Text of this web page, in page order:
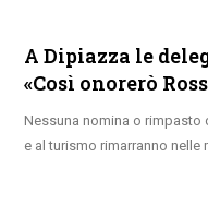
A Dipiazza le
«Così onorerò
Nessuna nomina o rimpasto
e al turismo rimarranno nelle